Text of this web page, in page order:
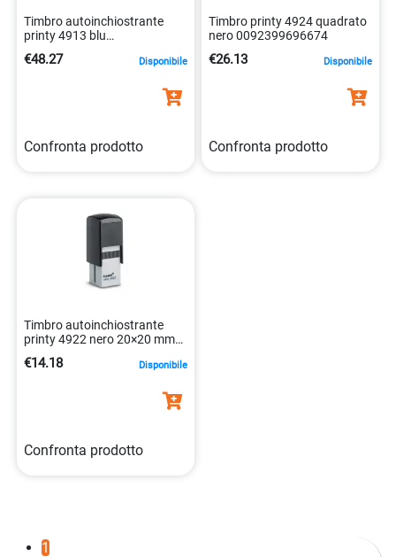
Timbro autoinchiostrante
printy 4913 blu
9008056431466
€48.27 Disponibile
Confronta prodotto
Timbro printy 4924 quadrato
nero 0092399696674
€26.13 Disponibile
Confronta prodotto
Timbro autoinchiostrante
printy 4922 nero 20×20 mm
€14.18 Disponibile
Confronta prodotto
1